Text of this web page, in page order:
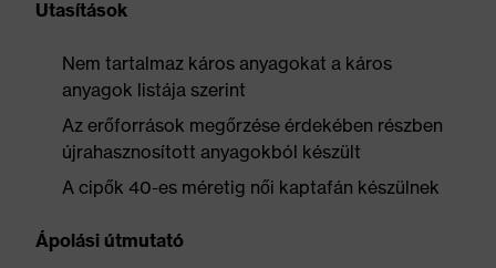
Utasítások
Nem tartalmaz káros anyagokat a káros
anyagok listája szerint
Az erőforrások megőrzése érdekében részben
újrahasznosított anyagokból készült
A cipők 40-es méretig női kaptafán készülnek
Ápolási útmutató